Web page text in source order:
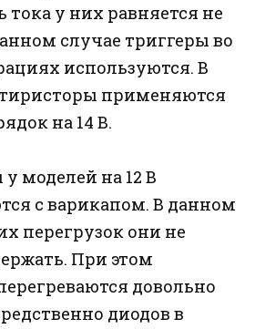
у них равняется не
случае триггеры во
используются. В
применяются
на 14 В.
моделей на 12 В
с варикапом. В данном
перегрузок они не
При этом
довольно
диодов в